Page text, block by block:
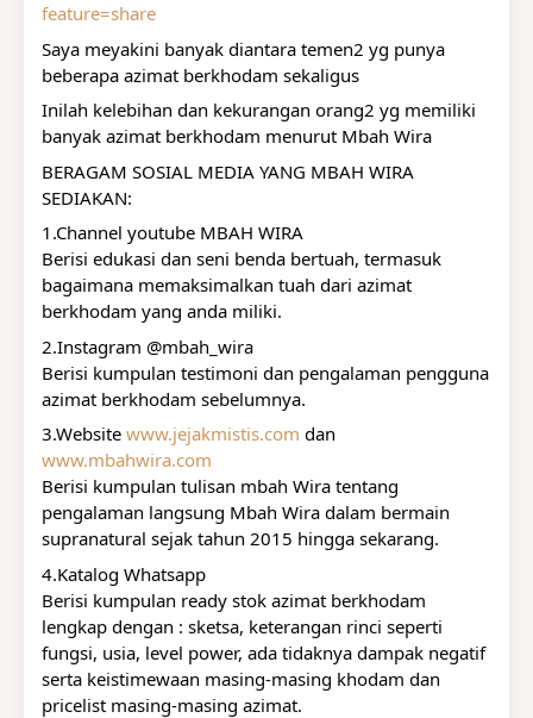
feature=share
Saya meyakini banyak diantara temen2 yg punya
beberapa azimat berkhodam sekaligus
Inilah kelebihan dan kekurangan orang2 yg memiliki
banyak azimat berkhodam menurut Mbah Wira
BERAGAM SOSIAL MEDIA YANG MBAH WIRA
SEDIAKAN:
1.Channel youtube MBAH WIRA
Berisi edukasi dan seni benda bertuah, termasuk
bagaimana memaksimalkan tuah dari azimat
berkhodam yang anda miliki.
2.Instagram @mbah_wira
Berisi kumpulan testimoni dan pengalaman pengguna
azimat berkhodam sebelumnya.
3.Website www.jejakmistis.com
www.mbahwira.com
Berisi kumpulan tulisan mbah Wira tentang
pengalaman langsung Mbah Wira dalam bermain
supranatural sejak tahun 2015 hingga sekarang.
4.Katalog Whatsapp
Berisi kumpulan ready stok azimat berkhodam
lengkap dengan : sketsa, keterangan rinci seperti
fungsi, usia, level power, ada tidaknya dampak negatif
serta keistimewaan masing-masing khodam dan
pricelist masing-masing azimat.